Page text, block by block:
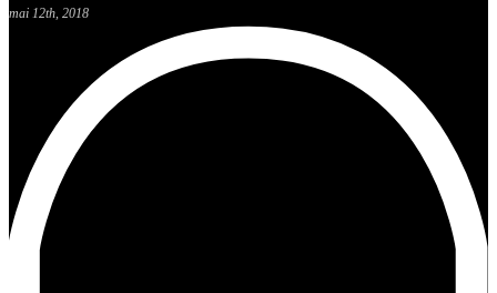
mai 12th, 2018